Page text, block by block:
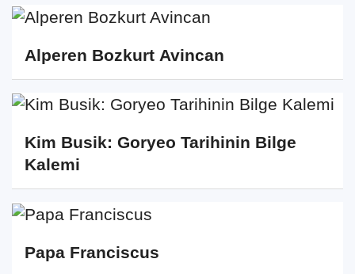
Alperen Bozkurt Avincan
Kim Busik: Goryeo Tarihinin Bilge
Kalemi
Papa Franciscus